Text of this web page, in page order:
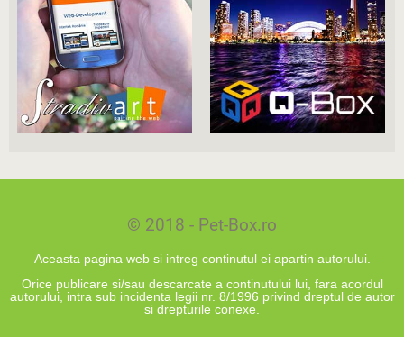
© 2018 - Pet-Box.ro
Aceasta pagina web si intreg continutul ei apartin autorului.
Orice publicare si/sau descarcate a continutului lui, fara acordul
autorului, intra sub incidenta legii nr. 8/1996 privind dreptul de autor
si drepturile conexe.